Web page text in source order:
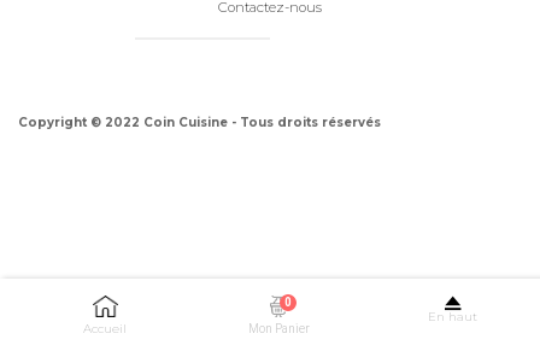
Contactez-nous
Copyright © 2022 Coin Cuisine - Tous droits réservés
Accueil Mon Panier
0
En haut